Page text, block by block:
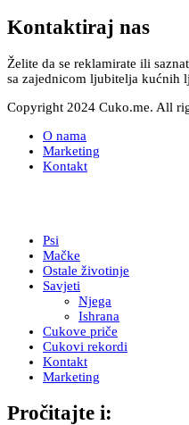
Kontaktiraj nas
Želite da se reklamirate ili
sa zajednicom ljubitelja kućnih
Copyright 2024 Cuko.me. All
O nama
Marketing
Kontakt
Psi
Mačke
Ostale životinje
Savjeti
Njega
Ishrana
Cukove priče
Cukovi rekordi
Kontakt
Marketing
Pročitajte i: